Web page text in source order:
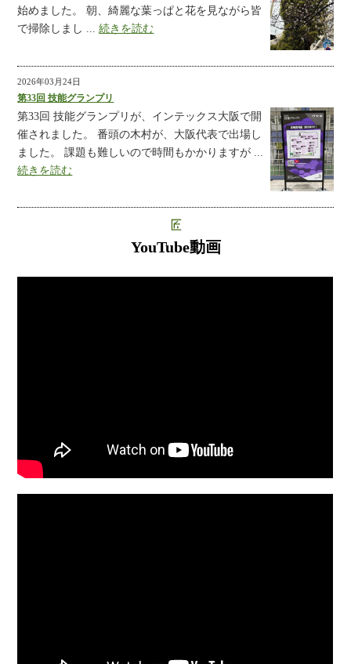
始めました。 朝、綺麗な葉っぱと花を見ながら皆
で掃除しまし ...続きを読む
2026年03月24日
第33回 技能グランプリ
第33回 技能グランプリが、インテックス大阪で開
催されました。 番頭の木村が、大阪代表で出場し
ました。 課題も難しいので時間もかかりますが ...
続きを読む
YouTube動画